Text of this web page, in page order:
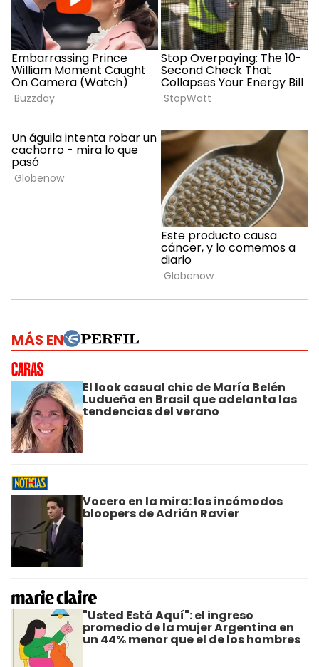
MÁS EN
El look casual chic de María Belén
Ludueña en Brasil que adelanta las
tendencias del verano
Vocero en la mira: los incómodos
bloopers de Adrián Ravier
"Usted Está Aquí": el ingreso
promedio de la mujer Argentina en
un 44% menor que el de los hombres